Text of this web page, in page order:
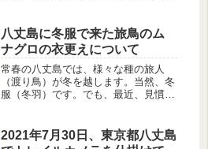
まり変わらない様子で餌を探していま
した。
八丈島に冬服で来た旅鳥のム
ナグロの衣更えについて
常春の八丈島では、様々な種の旅人
（渡り鳥）が冬を越します。当然、冬
服（冬羽）です。でも、最近、見慣れ
島に冬服で来た旅鳥のムナグロの衣更
えについて」と題してのお話です。多
2021年7月30日、東京都八丈島